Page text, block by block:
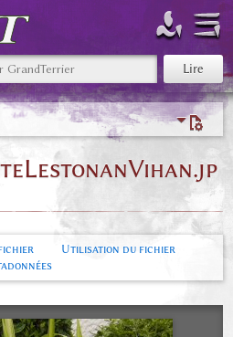
Utilisation du fichier